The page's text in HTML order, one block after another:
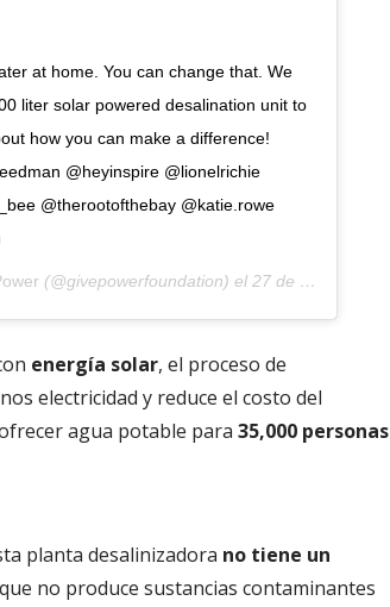
at home. You can change that. We
liter solar powered desalination unit to
how you can make a difference!
@heyinspire @lionelrichie
@therootofthebay @katie.rowe
(@givepowerfoundation) el27 de Nov de 2018 a las 8:54 PST
energía solar, el proceso de
electricidad y reduce el costo del
agua potable para35,000 personas
planta desalinizadora no tiene un
no produce sustancias contaminantes